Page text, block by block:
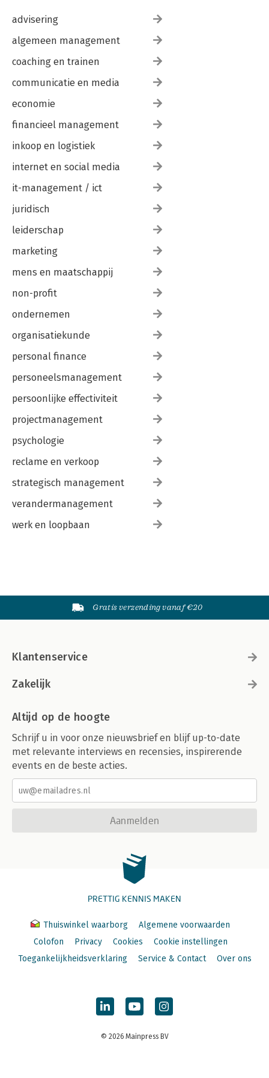
advisering
algemeen management
coaching en trainen
communicatie en media
economie
financieel management
inkoop en logistiek
internet en social media
it-management / ict
juridisch
leiderschap
marketing
mens en maatschappij
non-profit
ondernemen
organisatiekunde
personal finance
personeelsmanagement
persoonlijke effectiviteit
projectmanagement
psychologie
reclame en verkoop
strategisch management
verandermanagement
werk en loopbaan
Gratis verzending vanaf €20
Klantenservice
Zakelijk
Altijd op de hoogte
Schrijf u in voor onze nieuwsbrief en blijf up-to-date
met relevante interviews en recensies, inspirerende
events en de beste acties.
Aanmelden
PRETTIG KENNIS MAKEN
Thuiswinkel waarborg
Algemene voorwaarden
Colofon
Privacy Cookies
Cookie instellingen
Toegankelijkheidsverklaring
Service & Contact Over ons
© 2026 Mainpress BV